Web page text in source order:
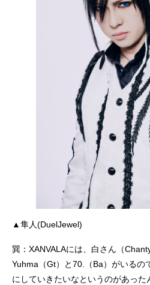
▲隼人(DuelJewel)
巽：XANVALAには、白さん（
Yuhma（Gt）と70.（Ba）がいるの
にしていきたいなというのがあっ